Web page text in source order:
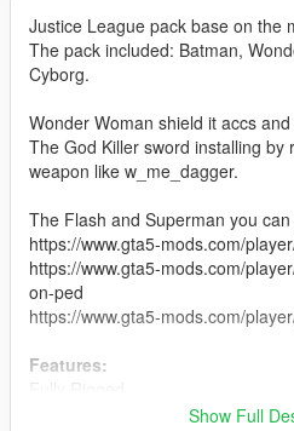
Justice League pack base on the
The pack included: Batman,
Cyborg.
Wonder Woman shield it accs
The God Killer sword installing
weapon like w_me_dagger.
The Flash and Superman you
https://www.gta5-mods.com/
https://www.gta5-mods.com/
on-ped
https://www.gta5-mods.com/
Features:
Full Facial Animation.Show Full